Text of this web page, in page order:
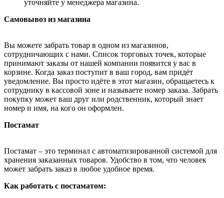
уточняйте у менеджера магазина.
Самовывоз из магазина
Вы можете забрать товар в одном из магазинов,
сотрудничающих с нами. Список торговых точек, которые
принимают заказы от нашей компании появится у вас в
корзине. Когда заказ поступит в ваш город, вам придёт
уведомление. Вы просто идёте в этот магазин, обращаетесь к
сотруднику в кассовой зоне и называете номер заказа. Забрать
покупку может ваш друг или родственник, который знает
номер и имя, на кого он оформлен.
Постамат
Постамат – это терминал с автоматизированной системой для
хранения заказанных товаров. Удобство в том, что человек
может забрать заказ в любое удобное время.
Как работать с постаматом: